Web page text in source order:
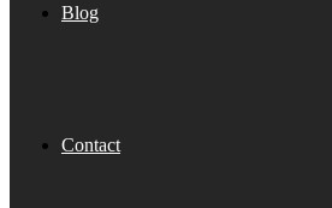
Blog
Contact